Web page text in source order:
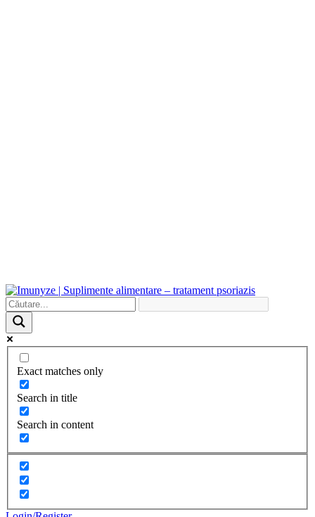
Exact matches only
Search in title
Search in content